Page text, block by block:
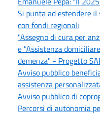
Si punta ad estendere
con fondi regionali
"Assegno di cura per
e "Assistenza
demenza" - Progetto
Avviso pubblico
assistenza
Avviso pubblico di
Percorsi di autonomia